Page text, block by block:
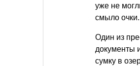
уже не
смыло очки.
Один из
документы
сумку в